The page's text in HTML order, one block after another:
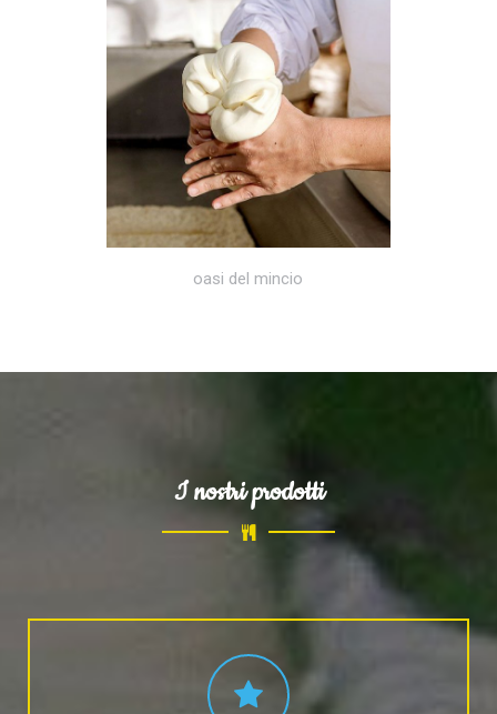
oasi del mincio
I nostri prodotti